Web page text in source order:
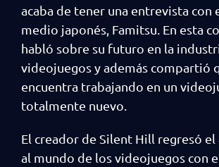
acaba de tener una entrevista con
medio japonés, Famitsu. En esta
habló sobre su futuro en la
videojuegos y además compartió
encuentra trabajando en un
totalmente nuevo.
El creador de Silent Hill regresó el
al mundo de los videojuegos con